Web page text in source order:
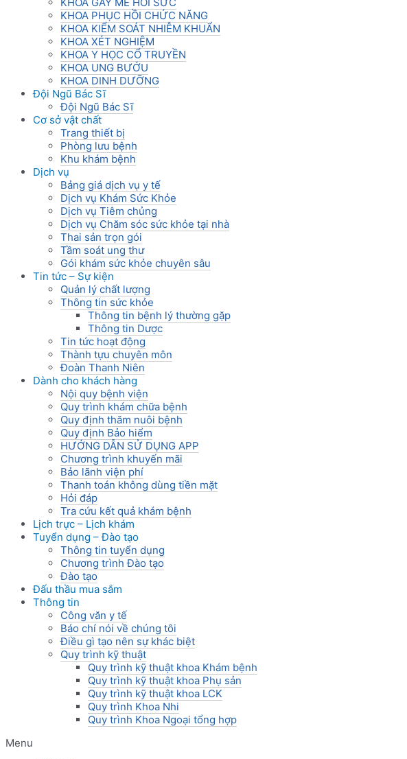
KHOA PHỤC HỒI CHỨC NĂNG
KHOA KIỂM SOÁT NHIỄM KHUẨN
KHOA XÉT NGHIỆM
KHOA Y HỌC CỔ TRUYỀN
KHOA UNG BƯỚU
KHOA DINH DƯỠNG
Đội Ngũ Bác Sĩ
Đội Ngũ Bác Sĩ
Cơ sở vật chất
Trang thiết bị
Phòng lưu bệnh
Khu khám bệnh
Dịch vụ
Bảng giá dịch vụ y tế
Dịch vụ Khám Sức Khỏe
Dịch vụ Tiêm chủng
Dịch vụ Chăm sóc sức khỏe tại nhà
Thai sản trọn gói
Tầm soát ung thư
Gói khám sức khỏe chuyên sâu
Tin tức – Sự kiện
Quản lý chất lượng
Thông tin sức khỏe
Thông tin bệnh lý thường gặp
Thông tin Dược
Tin tức hoạt động
Thành tựu chuyên môn
Đoàn Thanh Niên
Dành cho khách hàng
Nội quy bệnh viện
Quy trình khám chữa bệnh
Quy định thăm nuôi bệnh
Quy định Bảo hiểm
HƯỚNG DẪN SỬ DỤNG APP
Chương trình khuyến mãi
Bảo lãnh viện phí
Thanh toán không dùng tiền mặt
Hỏi đáp
Tra cứu kết quả khám bệnh
Lịch trực – Lịch khám
Tuyển dụng – Đào tạo
Thông tin tuyển dụng
Chương trình Đào tạo
Đào tạo
Đấu thầu mua sắm
Thông tin
Công văn y tế
Báo chí nói về chúng tôi
Điều gì tạo nên sự khác biệt
Quy trình kỹ thuật
Quy trình kỹ thuật khoa Khám bệnh
Quy trình kỹ thuật khoa Phụ sản
Quy trình kỹ thuật khoa LCK
Quy trình Khoa Nhi
Quy trình Khoa Ngoại tổng hợp
Menu